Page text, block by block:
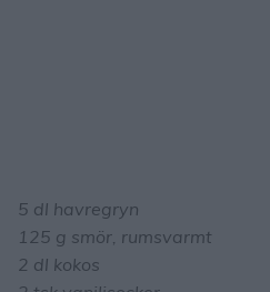
5 dl havregryn
125 g smör, rumsvarmt
2 dl kokos